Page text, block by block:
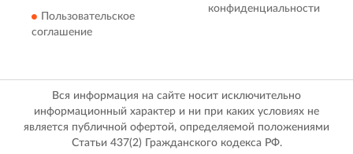
Пользовательское
соглашение
конфиденциальности
Вся информация на сайте носит исключительно
информационный характер и ни при каких условиях не
является публичной офертой, определяемой положениями
Статьи 437(2) Гражданского кодекса РФ.